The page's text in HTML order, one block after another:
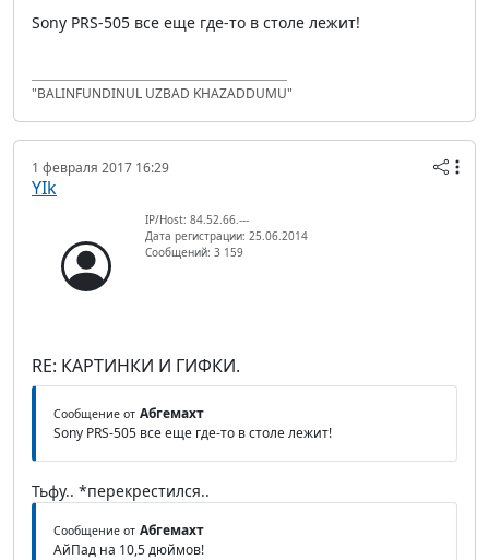
Sony PRS-505 все еще где-то в столе лежит!
"BALINFUNDINUL UZBAD KHAZADDUMU"
1 февраля 2017 16:29
YIk
IP/Host: 84.52.66.---
Дата регистрации: 25.06.2014
Сообщений: 3 159
RE: КАРТИНКИ И ГИФКИ.
Сообщение от Абгемахт
Sony PRS-505 все еще где-то в столе лежит!
Тьфу.. *перекрестился..
Сообщение от Абгемахт
АйПад на 10,5 дюймов!